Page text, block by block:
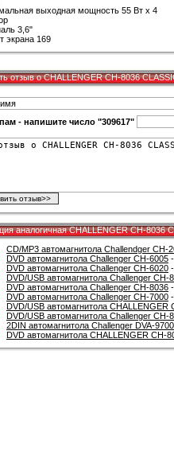
выходная мощность 55 Вт х 4
3,6"
экрана 169
отзыв о CHALLENGER CH-8036
- напишите число "309617"
аналогичная CHALLENGER CH-8036
CD/MP3 автомагнитола Challendger CH-
DVD автомагнитола Challenger CH-6005
DVD автомагнитола Challenger CH-6020
DVD/USB автомагнитола Challenger CH-
DVD автомагнитола Challenger CH-8036
DVD автомагнитола Challenger CH-7000
DVD/USB автомагнитола CHALLENGER
DVD/USB автомагнитола Challenger CH-
2DIN автомагнитола Challenger DVA-9700
DVD автомагнитола CHALLENGER CH-